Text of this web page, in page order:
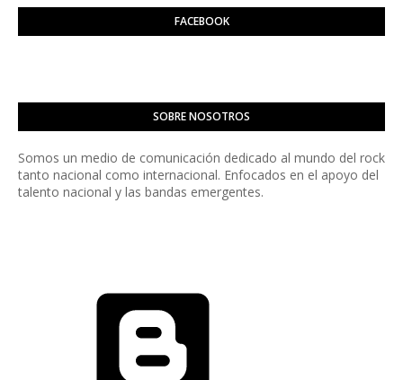
FACEBOOK
SOBRE NOSOTROS
Somos un medio de comunicación dedicado al mundo del rock
tanto nacional como internacional. Enfocados en el apoyo del
talento nacional y las bandas emergentes.